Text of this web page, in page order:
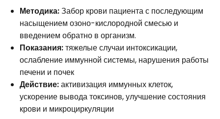
Методика:Забор крови пациента с последующим
насыщением озоно-кислородной смесью и
введением обратно в организм.
Показания:тяжелые случаи интоксикации,
ослабление иммунной системы, нарушения работы
печени и почек
Действие:активизация иммунных клеток,
ускорение вывода токсинов, улучшение состояния
крови и микроциркуляции